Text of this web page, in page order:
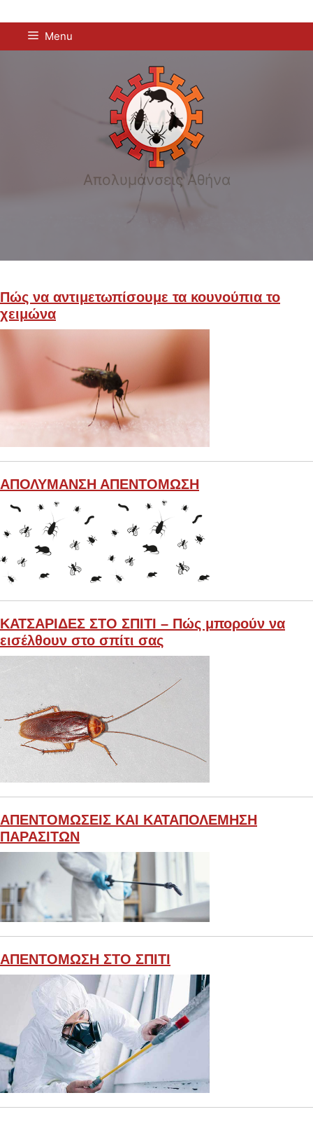
Μετάβαση
σε
Menu
Απολυμάνσεις Αθήνα
Πώς να αντιμετωπίσουμε τα κουνούπια το
χειμώνα
ΑΠΟΛΥΜΑΝΣΗ ΑΠΕΝΤΟΜΩΣΗ
ΚΑΤΣΑΡΙΔΕΣ ΣΤΟ ΣΠΙΤΙ – Πώς μπορούν να
εισέλθουν στο σπίτι σας
ΑΠΕΝΤΟΜΩΣΕΙΣ ΚΑΙ ΚΑΤΑΠΟΛΕΜΗΣΗ
ΠΑΡΑΣΙΤΩΝ
ΑΠΕΝΤΟΜΩΣΗ ΣΤΟ ΣΠΙΤΙ